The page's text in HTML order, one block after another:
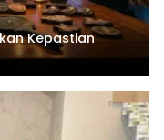
Kepastian